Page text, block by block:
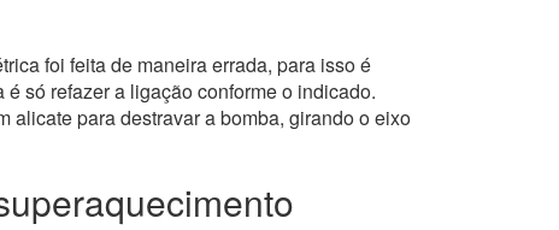
foi feita de maneira errada, para isso é
só refazer a ligação conforme o indicado.
alicate para destravar a bomba, girando o eixo